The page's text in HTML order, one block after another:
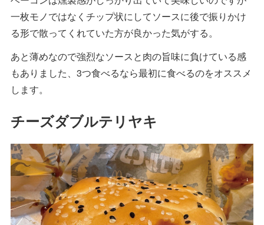
一枚モノではなくチップ状にしてソースに後で振りかけ
る形で散ってくれていた方が良かった気がする。
あと薄めなので強烈なソースと肉の旨味に負けている感
もありました、3つ食べるなら最初に食べるのをオススメ
します。
チーズダブルテリヤキ